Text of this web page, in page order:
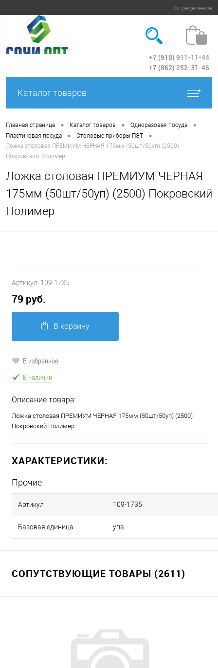
Определение
+7 (918) 911-11-44
+7 (862) 252-31-46
Каталог товаров
Главная страница • Каталог товаров • Одноразовая посуда •
Пластиковая посуда • Столовые приборы ПЭТ •
Ложка столовая ПРЕМИУМ ЧЕРНАЯ 175мм (50шт/50уп) (2500)
Покровский Полимер
Ложка столовая ПРЕМИУМ ЧЕРНАЯ
175мм (50шт/50уп) (2500) Покровский
Полимер
Артикул: 109-1735
79 руб.
В корзину
В избранное
В наличии
Описание товара:
Ложка столовая ПРЕМИУМ ЧЕРНАЯ 175мм (50шт/50уп) (2500)
Покровский Полимер
ХАРАКТЕРИСТИКИ:
Прочие
Артикул 109-1735
Базовая единица упа
СОПУТСТВУЮЩИЕ ТОВАРЫ (2611)